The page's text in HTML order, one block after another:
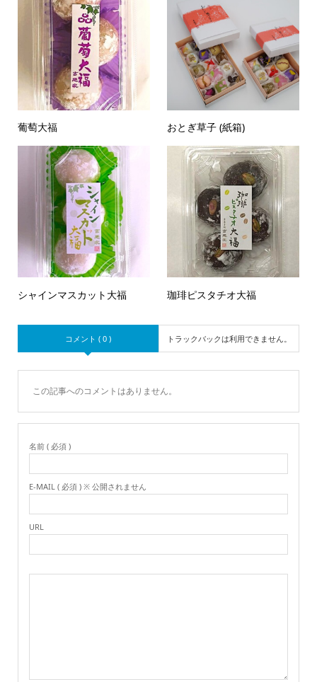
葡萄大福 おとぎ草子 (紙箱)
シャインマスカット大福 珈琲ピスタチオ大福
コメント ( 0 ) トラックバックは利用できません。
この記事へのコメントはありません。
名前 ( 必須 )
E-MAIL ( 必須 ) ※ 公開されません
URL